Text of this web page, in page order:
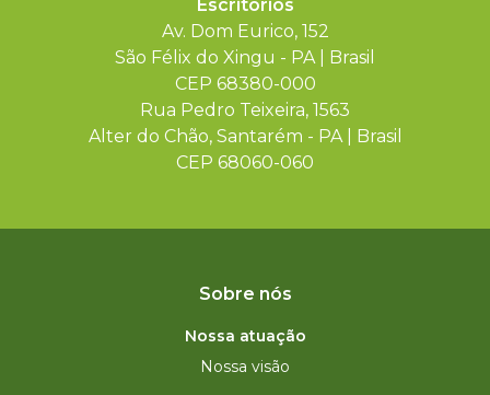
Escritórios
Av. Dom Eurico, 152
São Félix do Xingu - PA | Brasil
CEP 68380-000
Rua Pedro Teixeira, 1563
Alter do Chão, Santarém - PA | Brasil
CEP 68060-060
Sobre nós
Nossa atuação
Nossa visão